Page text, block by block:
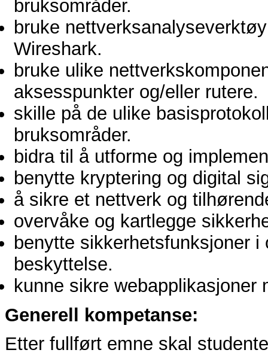
bruksområder.
bruke
Wireshark.
bruke ulike
aksesspunkter og/eller rutere.
skille på de ulike
bruksområder.
bidra til å utforme og
benytte kryptering og digital
å sikre et nettverk og
overvåke og kartlegge
benytte sikkerhetsfunksjoner
beskyttelse.
kunne sikre webapplikasjoner
Generell kompetanse:
Etter fullført emne skal